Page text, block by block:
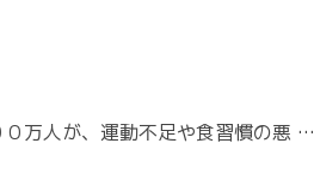
万人が、運動不足や食習慣の悪 …